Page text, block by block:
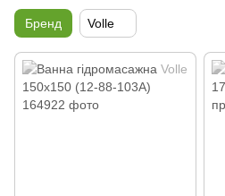
Бренд Volle